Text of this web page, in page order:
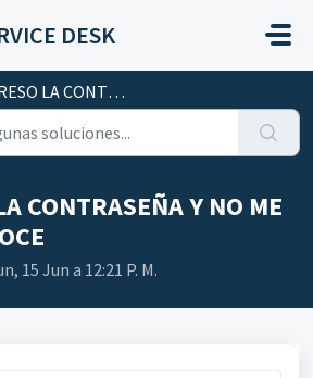
DESK
Y NO ME LA RECONOCE
CONTRASEÑA Y NO ME
15 Jun a 12:21 P. M.